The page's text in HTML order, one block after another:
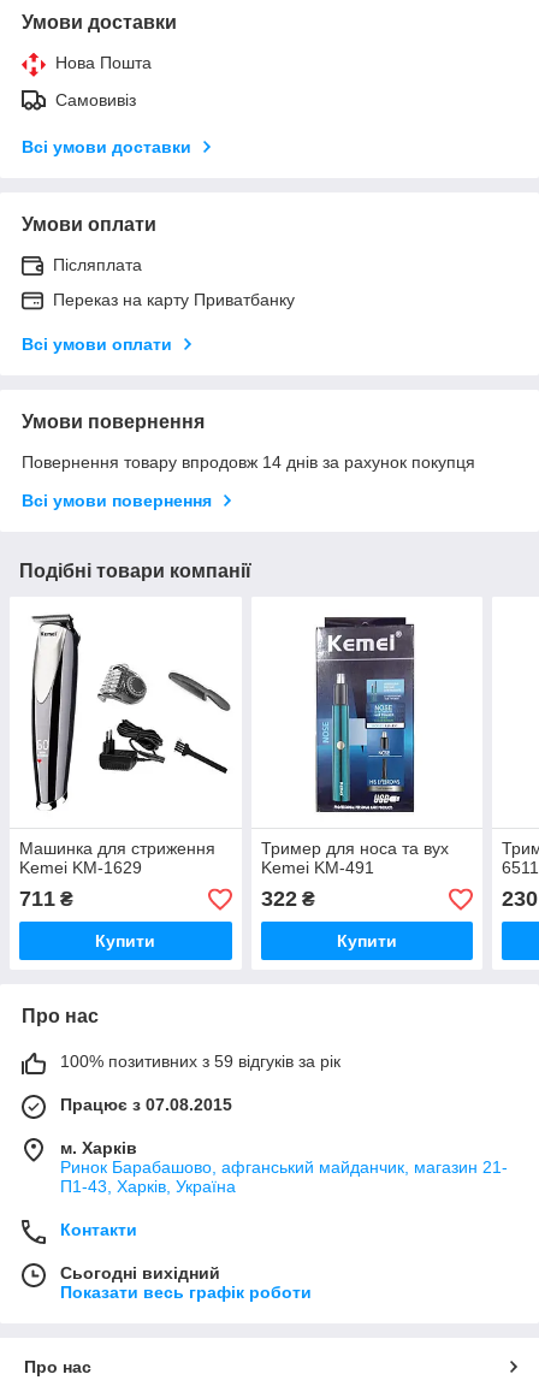
Умови доставки
Нова Пошта
Самовивіз
Всі умови доставки
Умови оплати
Післяплата
Переказ на карту Приватбанку
Всі умови оплати
Умови повернення
Повернення товару впродовж 14 днів за рахунок покупця
Всі умови повернення
Подібні товари компанії
Машинка для стриження
Kemei KM-1629
711 ₴
Купити
Тример для носа та вух
Kemei KM-491
322₴
Купити
230
Про нас
100% позитивних з 59 відгуків за рік
Працює з 07.08.2015
м. Харків
Ринок Барабашово, афганський майданчик, магазин 21-
П1-43, Харків, Україна
Контакти
Сьогодні вихідний
Показати весь графік роботи
Про нас